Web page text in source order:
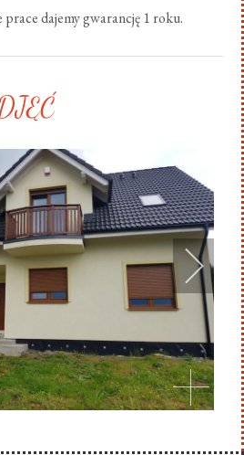
dajemy gwarancję 1 roku.